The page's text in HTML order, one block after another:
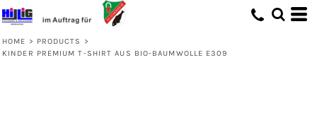
HOME > PRODUCTS
>
KINDER PREMIUM T-SHIRT AUS BIO-BAUMWOLLE E309